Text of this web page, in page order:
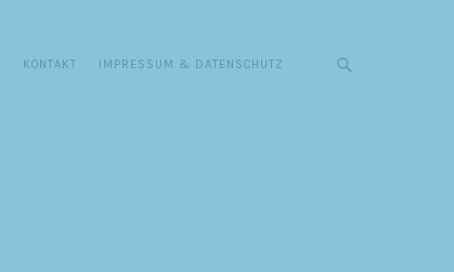
KONTAKT IMPRESSUM & DATENSCHUTZ